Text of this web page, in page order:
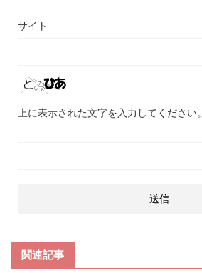
サイト
上に表示された文字を入力してください。
関連記事